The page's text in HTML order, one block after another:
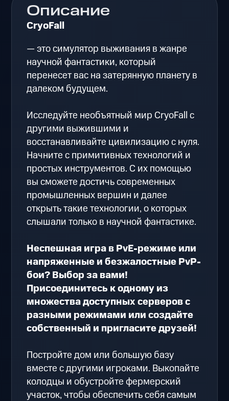
Описание
CryoFall
— это симулятор выживания в жанре
научной фантастики, который
перенесет вас на затерянную планету в
далеком будущем.
Исследуйте необъятный мир CryoFall с
другими выжившими и
восстанавливайте цивилизацию с нуля.
Начните с примитивных технологий и
простых инструментов. С их помощью
вы сможете достичь современных
промышленных вершин и далее
открыть такие технологии, о которых
слышали только в научной фантастике.
Неспешная игра в PvE-режиме или
напряженные и безжалостные PvP-
бои? Выбор за вами!
Присоединитесь к одному из
множества доступных серверов с
разными режимами или создайте
собственный и пригласите друзей!
Постройте дом или большую базу
вместе с другими игроками. Выкопайте
колодцы и обустройте фермерский
участок, чтобы обеспечить себя самым